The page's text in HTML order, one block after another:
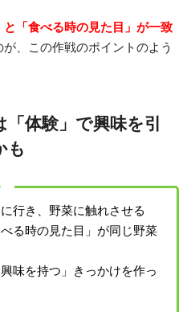
と「食べる時の見た目」が一致
、この作戦のポイントのよう
体験」で興味を引
も
行き、野菜に触れさせる
る時の見た目」が同じ野菜
味を持つ」きっかけを作っ